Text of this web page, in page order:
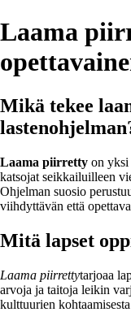
Laama
Mikä tekee
Laama piirretty on yksi
katsojat seikkailuilleen
Ohjelman suosio
viihdyttävän että
Mitä lapset
Laama piirrettytarjoaa
arvoja ja taitoja leikin
kulttuurien